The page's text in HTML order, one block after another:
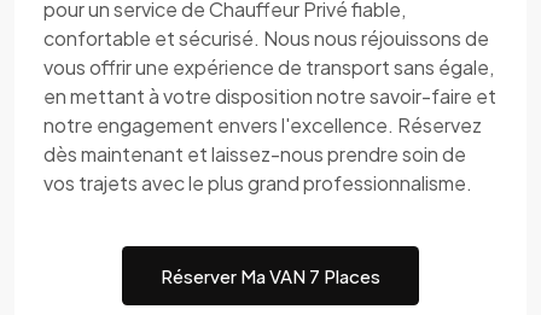
pour un service de Chauffeur Privé fiable,
confortable et sécurisé. Nous nous réjouissons de
vous offrir une expérience de transport sans égale,
en mettant à votre disposition notre savoir-faire et
notre engagement envers l'excellence. Réservez
dès maintenant et laissez-nous prendre soin de
vos trajets avec le plus grand professionnalisme.
Réserver Ma VAN 7 Places